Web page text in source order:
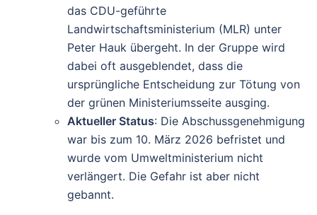
das CDU-geführte
Landwirtschaftsministerium (MLR) unter
Peter Hauk übergeht. In der Gruppe wird
dabei oft ausgeblendet, dass die
ursprüngliche Entscheidung zur Tötung von
der grünen Ministeriumsseite ausging.
Aktueller Status: Die Abschussgenehmigung
war bis zum 10. März 2026 befristet und
wurde vom Umweltministerium nicht
verlängert. Die Gefahr ist aber nicht
gebannt.